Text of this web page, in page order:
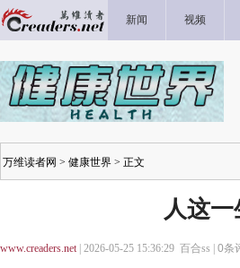
新闻 视频
万维读者网 > 健康世界 > 正文
人这
www.creaders.net| 2026-05-25 15:36:29 百合ss | 0条